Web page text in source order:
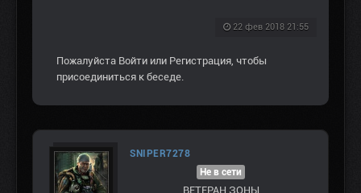
22 фев 2018 21:55
Пожалуйста Войти или Регистрация , чтобы
присоединиться к беседе.
SNIPER7278
Не в сети
ВЕТЕРАН ЗOНЫ